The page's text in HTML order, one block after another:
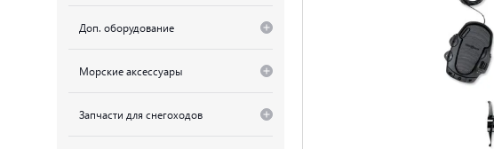
Доп. оборудование
Морские аксессуары
Запчасти для снегоходов